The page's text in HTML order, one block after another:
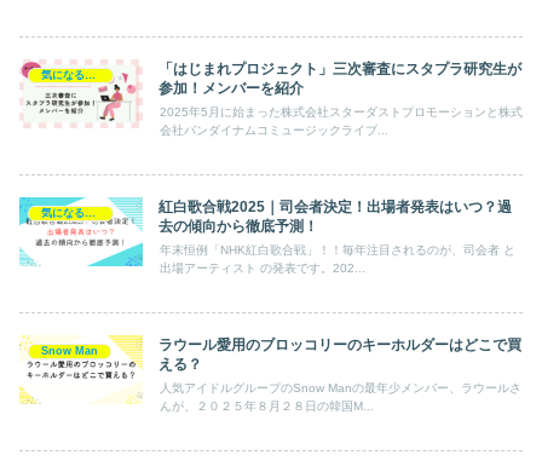
「はじまれプロジェクト」三次審査にスタプラ研究生が
参加！メンバーを紹介
2025年5月に始まった株式会社スターダストプロモーションと株式
会社バンダイナムコミュージックライブ...
紅白歌合戦2025｜司会者決定！出場者発表はいつ？過
去の傾向から徹底予測！
年末恒例「NHK紅白歌合戦」！！毎年注目されるのが、司会者 と
出場アーティスト の発表です。202...
Snow Man
ラウール愛用のブロッコリーのキーホルダーはどこで買
える？
人気アイドルグループのSnow Manの最年少メンバー、ラウールさ
んが、２０２５年８月２８日の韓国M...